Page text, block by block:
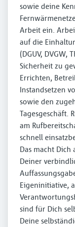
sowie deine
Arbeit ein.
auf die
(DGUV, DVGW,
Sicherheit zu
Errichten,
Instandsetzen
sowie den
Tagesgeschäft.
am
schnell
Das macht
Deiner
Eigeninitiative,
sind für Dich
Deine